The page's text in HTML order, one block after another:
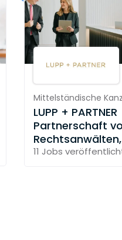
Mittelständische
LUPP + PARTNER
Partnerschaft
Rechtsanwälten,
Steuerberater
11 Jobs